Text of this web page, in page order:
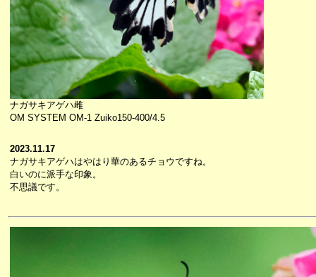
ナガサキアゲハ雌
OM SYSTEM OM-1 Zuiko150-400/4.5
2023.11.17
ナガサキアゲハはやはり華のあるチョウですね。
白いのに派手な印象。
不思議です。